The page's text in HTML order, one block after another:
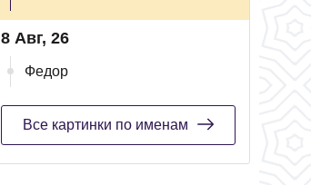
8 Авг, 26
Федор
Все картинки по именам